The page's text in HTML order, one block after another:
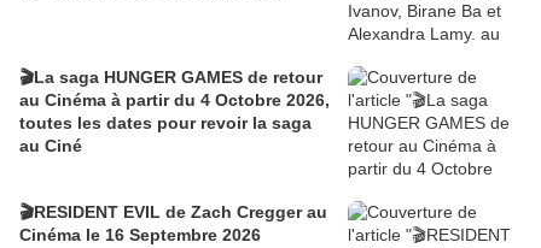
🎬La saga HUNGER GAMES de retour
au Cinéma à partir du 4 Octobre 2026,
toutes les dates pour revoir la saga
au Ciné
🎬RESIDENT EVIL de Zach Cregger au
Cinéma le 16 Septembre 2026